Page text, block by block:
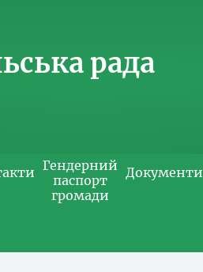
рада
Гендерний
паспорт
громади
Документи